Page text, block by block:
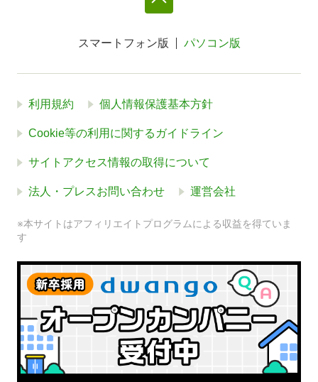
スマートフォン版 パソコン版
利用規約 個人情報保護基本方針
Cookie等の利用に関するガイドライン
サイトアクセス情報の取得について
法人・プレスお問い合わせ 運営会社
※本サイトはアフィリエイトプログラムによる収益を得ていま
す